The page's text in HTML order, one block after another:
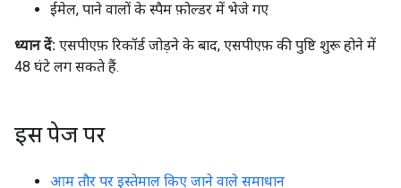
ईमेल, पाने वालों के स्पैम फ़ोल्डर में भेजे गए
ध्यान दें: एसपीएफ़ रिकॉर्ड जोड़ने के बाद, एसपीएफ़ की पुष्टि शुरू होने में
48 घंटे लग सकते हैं.
इस पेज पर
आम तौर पर इस्तेमाल किए जाने वाले समाधान